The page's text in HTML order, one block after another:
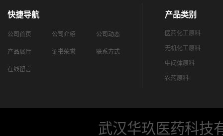
快捷导航
公司首页 公司介绍 公司动态
产品展厅 证书荣誉 联系方式
在线留言
产品类别
医药化工原料
无机化工原料
中间体原料
农药原料
武汉华玖医药科技